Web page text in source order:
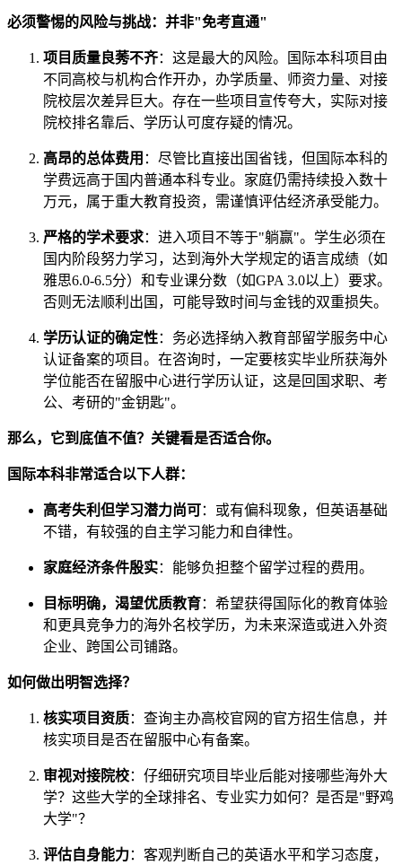
必须警惕的风险与挑战：并非"免考直通"
项目质量良莠不齐：这是最大的风险。国际本科项目由
不同高校与机构合作开办，办学质量、师资力量、对接
院校层次差异巨大。存在一些项目宣传夸大，实际对接
院校排名靠后、学历认可度存疑的情况。
高昂的总体费用 ：尽管比直接出国省钱，但国际本科的
学费远高于国内普通本科专业。家庭仍需持续投入数十
万元，属于重大教育投资，需谨慎评估经济承受能力。
严格的学术要求：进入项目不等于"躺赢"。学生必须在
国内阶段努力学习，达到海外大学规定的语言成绩（如
雅思6.0-6.5分）和专业课分数（如GPA 3.0以上）要求。
否则无法顺利出国，可能导致时间与金钱的双重损失。
学历认证的确定性：务必选择纳入教育部留学服务中心
认证备案的项目。在咨询时，一定要核实毕业所获海外
学位能否在留服中心进行学历认证，这是回国求职、考
公、考研的"金钥匙"。
那么，它到底值不值？关键看是否适合你。
国际本科非常适合以下人群：
高考失利但学习潜力尚可：或有偏科现象，但英语基础
不错，有较强的自主学习能力和自律性。
家庭经济条件殷实：能够负担整个留学过程的费用。
目标明确，渴望优质教育：希望获得国际化的教育体验
和更具竞争力的海外名校学历，为未来深造或进入外资
企业、跨国公司铺路。
如何做出明智选择？
核实项目资质：查询主办高校官网的官方招生信息，并
核实项目是否在留服中心有备案。
审视对接院校：仔细研究项目毕业后能对接哪些海外大
学？这些大学的全球排名、专业实力如何？是否是"野鸡
大学"？
评估自身能力：客观判断自己的英语水平和学习态度，